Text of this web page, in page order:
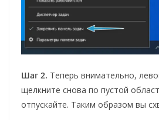
Шаг 2. Теперь внимательно,
щелкните снова по пустой
отпускайте. Таким образом вы